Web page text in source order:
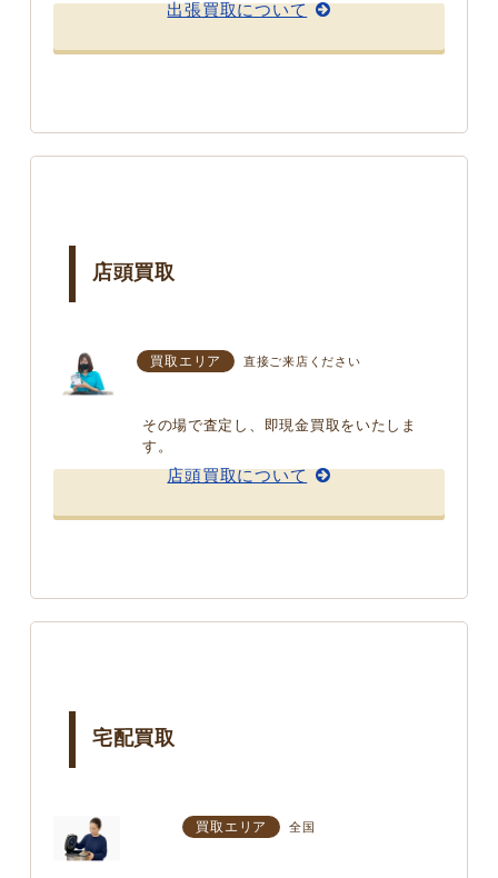
出張買取について
店頭買取
買取エリア 直接ご来店ください
その場で査定し、即現金買取をいたしま
す。
店頭買取について
宅配買取
買取エリア 全国